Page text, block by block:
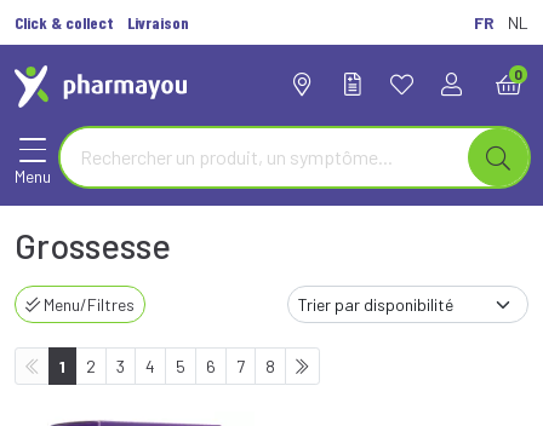
Click & collect Livraison FR NL
0
Menu
Grossesse
Menu/Filtres
1 2 3 4 5 6 7 8